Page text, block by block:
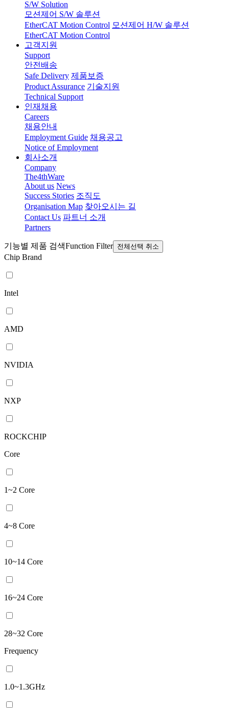
S/W Solution
모션제어 S/W 솔루션
EtherCAT Motion Control 모션제어 H/W 솔루션
EtherCAT Motion Control
고객지원
Support
안전배송
Safe Delivery 제품보증
Product Assurance 기술지원
Technical Support
인재채용
Careers
채용안내
Employment Guide 채용공고
Notice of Employment
회사소개
Company
The4thWare
About us News
Success Stories 조직도
Organisation Map 찾아오시는 길
Contact Us 파트너 소개
Partners
기능별 제품 검색Function Filter 전체선택 취소
Chip Brand
Intel
AMD
NVIDIA
NXP
ROCKCHIP
Core
1~2 Core
4~8 Core
10~14 Core
16~24 Core
28~32 Core
Frequency
1.0~1.3GHz